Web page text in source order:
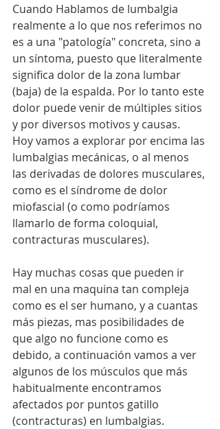
Cuando Hablamos de lumbalgia
realmente a lo que nos referimos no
es a una "patología" concreta, sino a
un síntoma, puesto que literalmente
significa dolor de la zona lumbar
(baja) de la espalda. Por lo tanto este
dolor puede venir de múltiples sitios
y por diversos motivos y causas.
Hoy vamos a explorar por encima las
lumbalgias mecánicas, o al menos
las derivadas de dolores musculares,
como es el síndrome de dolor
miofascial (o como podríamos
llamarlo de forma coloquial,
contracturas musculares).
Hay muchas cosas que pueden ir
mal en una maquina tan compleja
como es el ser humano, y a cuantas
más piezas, mas posibilidades de
que algo no funcione como es
debido, a continuación vamos a ver
algunos de los músculos que más
habitualmente encontramos
afectados por puntos gatillo
(contracturas) en lumbalgias.